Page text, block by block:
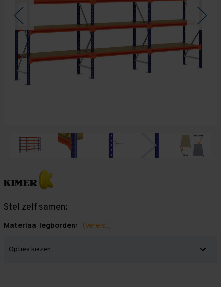
Stel zelf samen:
Materiaal legborden: (Vereist)